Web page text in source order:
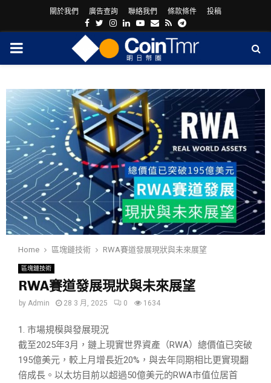
關於我們 廣告查詢 聯絡我們 條款條件 投稿
Facebook
Twitter
Instagram
LinkedinYoutube
Email
RssTelegram
PRIMARY
Home 區塊鏈技術 RWA賽道發展現狀與未來展望
區塊鏈技術
RWA賽道發展現狀與未來展望
by Admin 28 3 月, 2025 0 1634
1. 市場規模與發展現況
截至2025年3月，鏈上現實世界資產（RWA）總價值已突破
195億美元，較上月增長近20%，與去年同期相比更實現翻
倍成長。以太坊目前以超過50億美元的RWA市值位居首